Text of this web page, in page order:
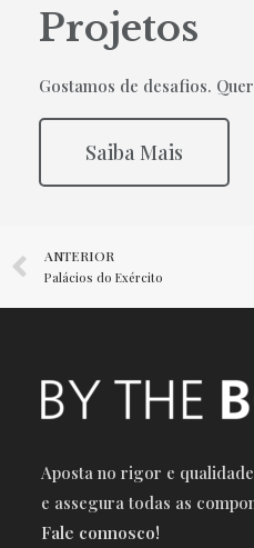
Projetos
Gostamos de desafios.
Saiba Mais
ANTERIOR
Palácios do Exército
Aposta no rigor e
e assegura todas as
Fale connosco!